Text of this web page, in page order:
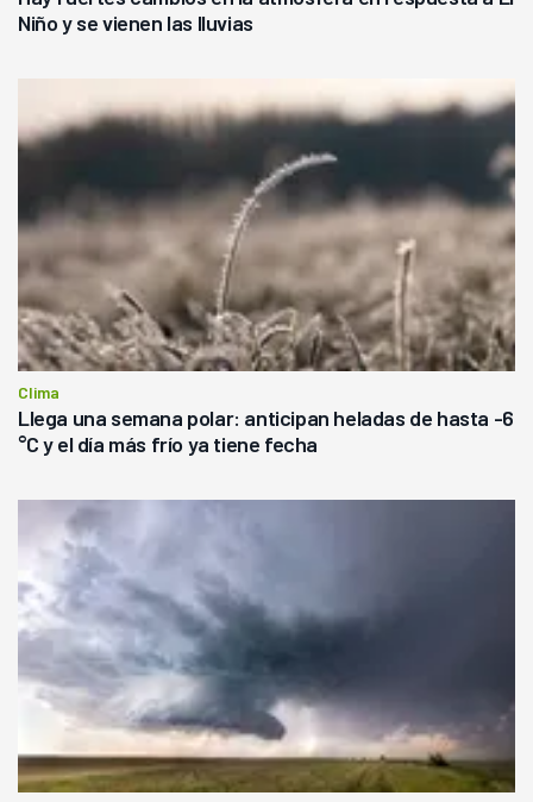
Niño y se vienen las lluvias
Clima
Llega una semana polar: anticipan heladas de hasta -6
°C y el día más frío ya tiene fecha